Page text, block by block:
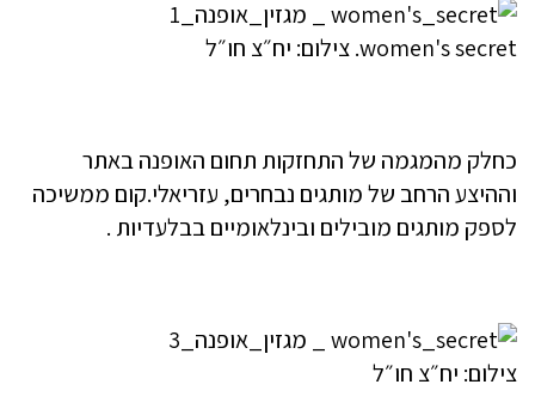
women's secret. צילום: יח״צ חו״ל
כחלק מהמגמה של התחזקות תחום האופנה באתר
וההיצע הרחב של מותגים נבחרים, עזריאלי.קום ממשיכה
לספק מותגים מובילים ובינלאומיים בבלעדיות .
צילום: יח״צ חו״ל